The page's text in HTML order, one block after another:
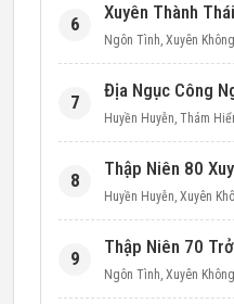
6
Xuyên Thành
Ngôn Tình, Xuyên Không
7
Địa Ngục Công
Huyền Huyễn, Thám
8
Thập Niên 80
Huyền Huyễn, Xuyên
9
Ngôn Tình, Xuyên Không